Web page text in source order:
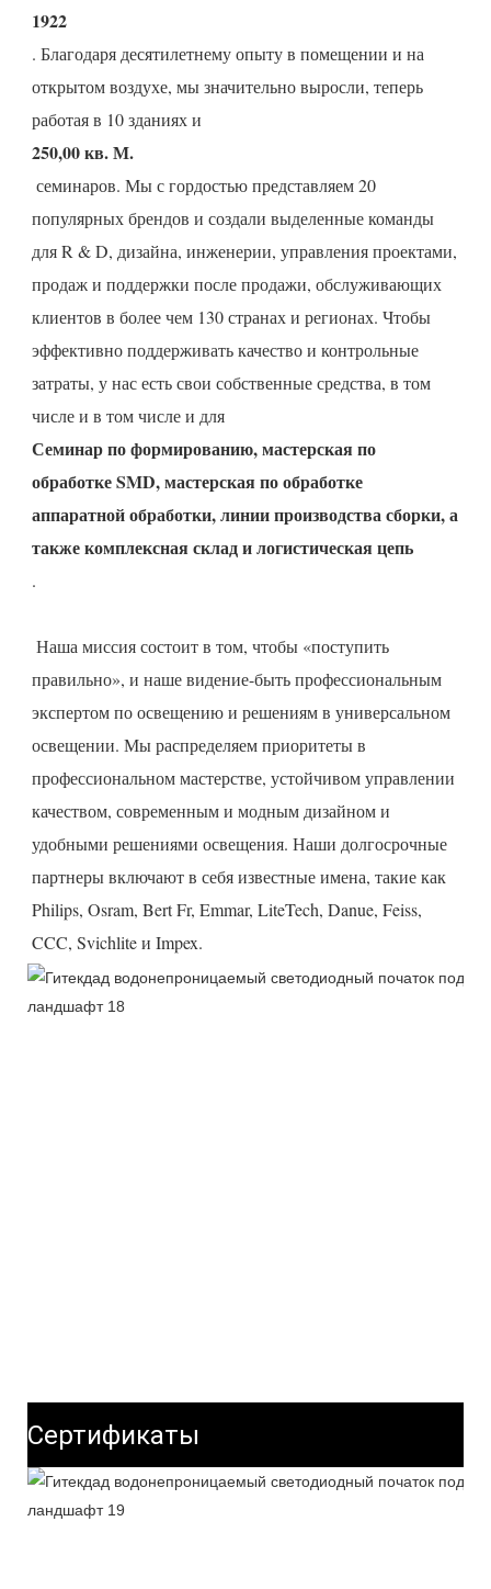
. Благодаря десятилетнему опыту в помещении и на
открытом воздухе, мы значительно выросли, теперь
популярных брендов и создали выделенные команды
для R & D, дизайна, инженерии, управления проектами,
продаж и поддержки после продажи, обслуживающих
клиентов в более чем 130 странах и регионах. Чтобы
эффективно поддерживать качество и контрольные
затраты, у нас есть свои собственные средства, в том
Семинар по формированию, мастерская по
обработке SMD, мастерская по обработке
аппаратной обработки, линии производства сборки, а
правильно», и наше видение-быть профессиональным
экспертом по освещению и решениям в универсальном
освещении. Мы распределяем приоритеты в
профессиональном мастерстве, устойчивом управлении
качеством, современным и модным дизайном и
удобными решениями освещения. Наши долгосрочные
партнеры включают в себя известные имена, такие как
Philips, Osram, Bert Fr, Emmar, LiteTech, Danue, Feiss,
Сертификаты